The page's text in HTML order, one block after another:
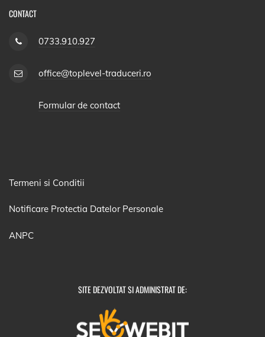
CONTACT
0733.910.927
office@toplevel-traduceri.ro
Formular de contact
Termeni si Conditii
Notificare Protectia Datelor Personale
ANPC
SITE DEZVOLTAT SI ADMINISTRAT DE: